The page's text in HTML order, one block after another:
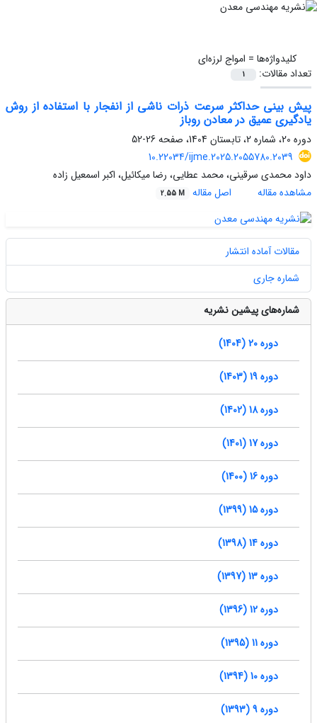
کلیدواژه‌ها = امواج لرزه‌ای
تعداد مقالات:
1
پیش بینی حداکثر سرعت ذرات ناشی از انفجار با استفاده از روش
یادگیری عمیق در معادن روباز
دوره 20، شماره 2، تابستان 1404، صفحه
26-52
10.22034/ijme.2025.2055780.2039
داود محمدی سرقینی، محمد عطایی، رضا میکائیل، اکبر اسمعیل زاده
مشاهده مقاله
اصل مقاله 2.55 M
مقالات آماده انتشار
شماره جاری
شماره‌های پیشین نشریه
دوره 20 (1404)
دوره 19 (1403)
دوره 18 (1402)
دوره 17 (1401)
دوره 16 (1400)
دوره 15 (1399)
دوره 14 (1398)
دوره 13 (1397)
دوره 12 (1396)
دوره 11 (1395)
دوره 10 (1394)
دوره 9 (1393)